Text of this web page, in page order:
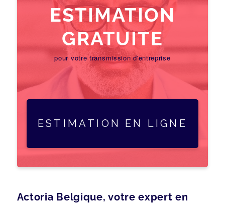
ESTIMATION
GRATUITE
pour votre transmission d'entreprise
ESTIMATION EN LIGNE
Actoria Belgique, votre expert en